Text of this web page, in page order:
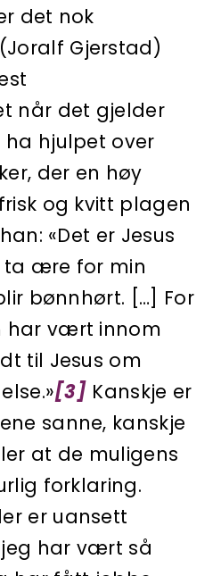
det nok
Gjerstad)
når det gjelder
ha hjulpet over
der en høy
og kvitt plagen
«Det er Jesus
ta ære for min
bønnhørt. […] For
har vært innom
til Jesus om
[3] Kanskje er
sanne, kanskje
at de muligens
forklaring.
er uansett
har vært så